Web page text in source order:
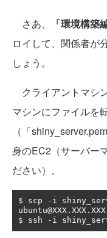
さあ、 「環境構築
ロイして、関係者が
しょう。
クライアントマシ
マシンにファイルを
（「
身のEC2（サーバー
ださい）。
$ scp - i
ubuntu@XXX . XXX . XXX
$ ssh
- i